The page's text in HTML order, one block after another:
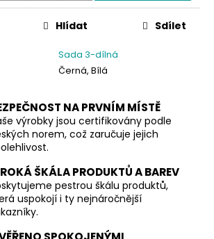
Sada 3-dílná
Černá, Bílá
Hlídat Sdílet
NA PRVNÍM MÍSTĚ
výrobky jsou certifikovány podle
norem, což zaručuje jejich
ŠKÁLA PRODUKTŮ A BAREV
pestrou škálu produktů,
uspokojí i ty nejnáročnější